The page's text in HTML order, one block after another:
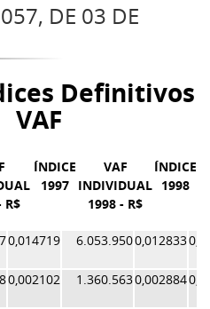
DE 03 DE
Definitivos
VAF
R$
ÍNDICE
1997
VAF
INDIVIDUAL
1998 - R$
ÍNDICE
1998
0,014719 6.053.9500,012833
0,002102 1.360.5630,002884